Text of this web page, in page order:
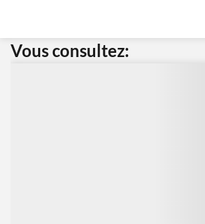
Vous consultez: